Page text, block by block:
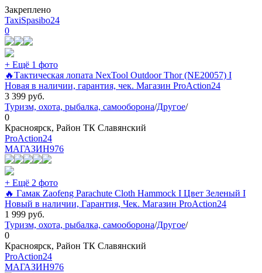
Закреплено
TaxiSpasibo24
0
+ Ещё 1 фото
🔥Тактическая лопата NexTool Outdoor Thor (NE20057) I
Новая в наличии, гарантия, чек. Магазин ProAction24
3 399 руб.
Туризм, охота, рыбалка, самооборона/Другое/
0
Красноярск, Район ТК Славянский
ProAction24
МАГАЗИН976
+ Ещё 2 фото
🔥 Гамак Zaofeng Parachute Cloth Hammock I Цвет Зеленый I
Новый в наличии, Гарантия, Чек. Магазин ProAction24
1 999 руб.
Туризм, охота, рыбалка, самооборона/Другое/
0
Красноярск, Район ТК Славянский
ProAction24
МАГАЗИН976